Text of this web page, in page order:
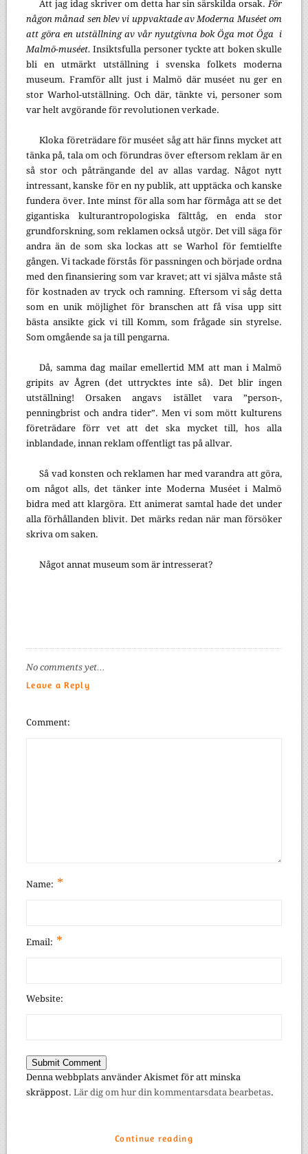
Att jag idag skriver om detta har sin särskilda orsak. För
någon månad sen blev vi uppvaktade av Moderna Muséet om
att göra en utställning av vår nyutgivna bok Öga mot Öga i
Malmö-muséet.Insiktsfulla personer tyckte att boken skulle
bli en utmärkt utställning i svenska folkets moderna
museum. Framför allt just i Malmö där muséet nu ger en
stor Warhol-utställning. Och där, tänkte vi, personer som
var helt avgörande för revolutionen verkade.
Kloka företrädare för muséet såg att här finns mycket att
tänka på, tala om och förundras över eftersom reklam är en
så stor och påträngande del av allas vardag. Något nytt
intressant, kanske för en ny publik, att upptäcka och kanske
fundera över. Inte minst för alla som har förmåga att se det
gigantiska kulturantropologiska fälttåg, en enda stor
grundforskning, som reklamen också utgör. Det vill säga för
andra än de som ska lockas att se Warhol för femtielfte
gången. Vi tackade förstås för passningen och började ordna
med den finansiering som var kravet; att vi själva måste stå
för kostnaden av tryck och ramning. Eftersom vi såg detta
som en unik möjlighet för branschen att få visa upp sitt
bästa ansikte gick vi till Komm, som frågade sin styrelse.
Som omgående sa ja till pengarna.
Då, samma dag mailar emellertid MM att man i Malmö
gripits av Ågren (det uttrycktes inte så). Det blir ingen
utställning! Orsaken angavs istället vara ”person-,
penningbrist och andra tider”. Men vi som mött kulturens
företrädare förr vet att det ska mycket till, hos alla
inblandade, innan reklam offentligt tas på allvar.
Så vad konsten och reklamen har med varandra att göra,
om något alls, det tänker inte Moderna Muséet i Malmö
bidra med att klargöra. Ett animerat samtal hade det under
alla förhållanden blivit. Det märks redan när man försöker
skriva om saken.
Något annat museum som är intresserat?
No comments yet…
Leave a Reply
Comment
Name: *
Email: *
Website:
Denna webbplats använder Akismet för att minska
skräppost. Lär dig om hur din kommentarsdata bearbetas.
Continue reading